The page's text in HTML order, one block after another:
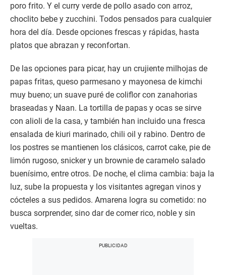
poro frito. Y el curry verde de pollo asado con arroz,
choclito bebe y zucchini. Todos pensados para cualquier
hora del día. Desde opciones frescas y rápidas, hasta
platos que abrazan y reconfortan.
De las opciones para picar, hay un crujiente milhojas de
papas fritas, queso parmesano y mayonesa de kimchi
muy bueno; un suave puré de coliflor con zanahorias
braseadas y Naan. La tortilla de papas y ocas se sirve
con alioli de la casa, y también han incluido una fresca
ensalada de kiuri marinado, chili oil y rabino. Dentro de
los postres se mantienen los clásicos, carrot cake, pie de
limón rugoso, snicker y un brownie de caramelo salado
buenísimo, entre otros. De noche, el clima cambia: baja la
luz, sube la propuesta y los visitantes agregan vinos y
cócteles a sus pedidos. Amarena logra su cometido: no
busca sorprender, sino dar de comer rico, noble y sin
vueltas.